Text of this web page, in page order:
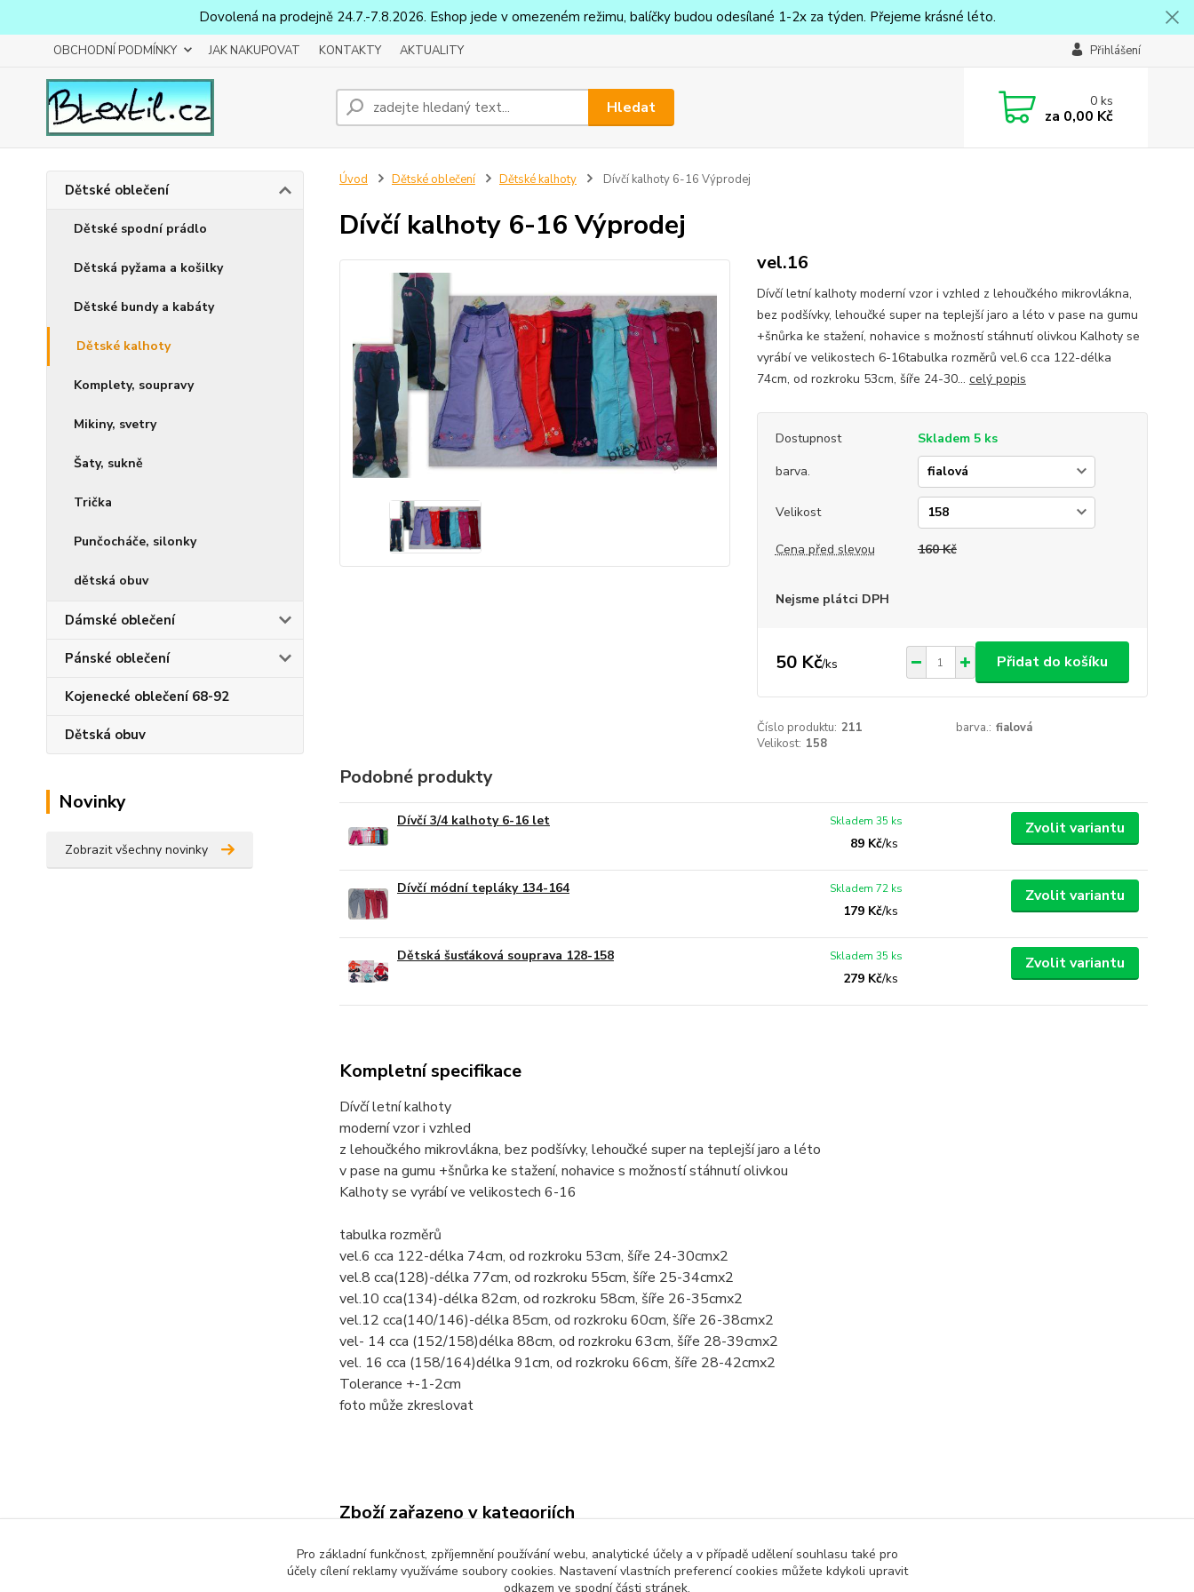
Dovolená na prodejně 24.7.-7.8.2026. Eshop jede v omezeném režimu, balíčky budou odesílané 1-2x za týden. Přejeme krásné léto.
OBCHODNÍ PODMÍNKY JAK NAKUPOVAT KONTAKTY AKTUALITY Přihlášení
Hledat 0ks
za 0,00 Kč
Dětské oblečení
Dětské spodní prádlo
Dětská pyžama a košilky
Dětské bundy a kabáty
Dětské kalhoty
Komplety, soupravy
Mikiny, svetry
Šaty, sukně
Trička
Punčocháče, silonky
dětská obuv
Dámské oblečení
Pánské oblečení
Kojenecké oblečení 68-92
Dětská obuv
Novinky
Zobrazit všechny novinky
Úvod Dětské oblečení Dětské kalhoty Dívčí kalhoty 6-16 Výprodej
Dívčí kalhoty 6-16 Výprodej
vel.16
Dívčí letní kalhoty moderní vzor i vzhled z lehoučkého mikrovlákna,
bez podšívky, lehoučké super na teplejší jaro a léto v pase na gumu
+šnůrka ke stažení, nohavice s možností stáhnutí olivkou Kalhoty se
vyrábí ve velikostech 6-16tabulka rozměrů vel.6 cca 122-délka
74cm, od rozkroku 53cm, šíře 24-30... celý popis
Dostupnost
Skladem 5 ks
barva.
Velikost
Cena před slevou 160 Kč
Nejsme plátci DPH
50 Kč/ks Přidat do košíku
Číslo produktu: 211 barva.: fialová
Velikost: 158
Podobné produkty
Dívčí 3/4 kalhoty 6-16 let
89 Kč/ks
Skladem 35 ks Zvolit variantu
Dívčí módní tepláky 134-164
179 Kč/ks
Skladem 72 ks Zvolit variantu
Dětská šusťáková souprava 128-158
279 Kč/ks
Skladem 35 ks Zvolit variantu
Kompletní specifikace
Dívčí letní kalhoty
moderní vzor i vzhled
z lehoučkého mikrovlákna, bez podšívky, lehoučké super na teplejší jaro a léto
v pase na gumu +šnůrka ke stažení, nohavice s možností stáhnutí olivkou
Kalhoty se vyrábí ve velikostech 6-16
tabulka rozměrů
vel.6 cca 122-délka 74cm, od rozkroku 53cm, šíře 24-30cmx2
vel.8 cca(128)-délka 77cm, od rozkroku 55cm, šíře 25-34cmx2
vel.10 cca(134)-délka 82cm, od rozkroku 58cm, šíře 26-35cmx2
vel.12 cca(140/146)-délka 85cm, od rozkroku 60cm, šíře 26-38cmx2
vel- 14 cca (152/158)délka 88cm, od rozkroku 63cm, šíře 28-39cmx2
vel. 16 cca (158/164)délka 91cm, od rozkroku 66cm, šíře 28-42cmx2
Tolerance +-1-2cm
foto může zkreslovat
Zboží zařazeno v kategoriích
Dětské oblečení Dětské kalhoty
Pro základní funkčnost, zpříjemnění používání webu, analytické účely a v případě udělení souhlasu také pro
účely cílení reklamy využíváme soubory cookies. Nastavení vlastních preferencí cookies můžete kdykoli upravit
odkazem ve spodní části stránek.